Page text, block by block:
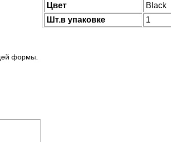
Цвет
Black
Шт.в упаковке
1
формы.